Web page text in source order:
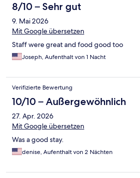
8/10 – Sehr gut
9. Mai 2026
Mit Google übersetzen
Staff were great and food good too
Joseph, Aufenthalt von 1 Nacht
Verifizierte Bewertung
10/10 – Außergewöhnlich
27. Apr. 2026
Mit Google übersetzen
Was a good stay.
denise, Aufenthalt von 2 Nächten